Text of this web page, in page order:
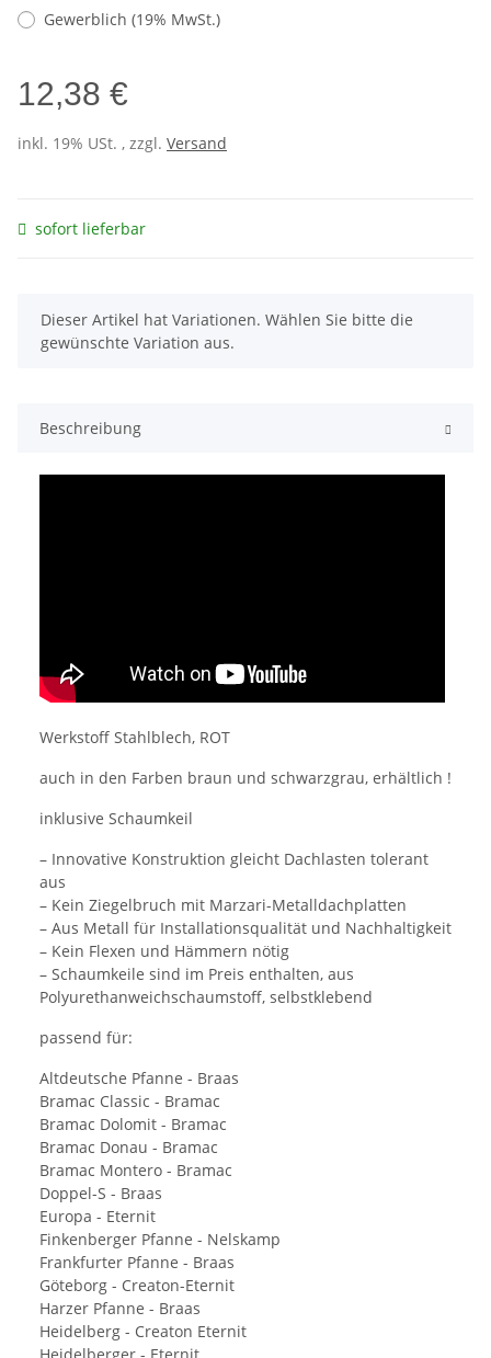
Gewerblich (19% MwSt.)
12,38 €
inkl. 19% USt. , zzgl. Versand
sofort lieferbar
x
Dieser Artikel hat Variationen. Wählen Sie bitte die
gewünschte Variation aus.
Beschreibung
Werkstoff Stahlblech, ROT
auch in den Farben braun und schwarzgrau, erhältlich !
inklusive Schaumkeil
– Innovative Konstruktion gleicht Dachlasten tolerant
aus
– Kein Ziegelbruch mit Marzari-Metalldachplatten
– Aus Metall für Installationsqualität und Nachhaltigkeit
– Kein Flexen und Hämmern nötig
– Schaumkeile sind im Preis enthalten, aus
Polyurethanweichschaumstoff, selbstklebend
passend für:
Altdeutsche Pfanne - Braas
Bramac Classic - Bramac
Bramac Dolomit - Bramac
Bramac Donau - Bramac
Bramac Montero - Bramac
Doppel-S - Braas
Europa - Eternit
Finkenberger Pfanne - Nelskamp
Frankfurter Pfanne - Braas
Göteborg - Creaton-Eternit
Harzer Pfanne - Braas
Heidelberg - Creaton Eternit